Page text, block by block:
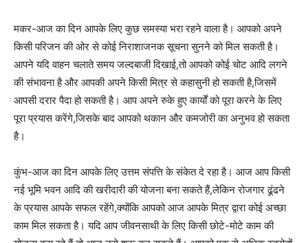
मकर-आज का दिन आपके लिए कुछ समस्या भरा रहने वाला है। आपको अपने
किसी परिजन की ओर से कोई निराशाजनक सूचना सुनने को मिल सकती है।
आपने यदि वाहन चलाते समय जल्दबाजी दिखाई,तो आपको कोई चोट आदि लगने
की संभावना है और आपकी अपने किसी मित्र से कहासुनी हो सकती है,जिसमें
आपसी दरार पैदा हो सकती है। आप अपने रुके हुए कार्यों को पूरा करने के लिए
पूरा प्रयास करेंगे,जिसके बाद आपको थकान और कमजोरी का अनुभव हो सकता
है।
कुंभ-आज का दिन आपके लिए उत्तम संपत्ति के संकेत दे रहा है। आज आप किसी
नई भूमि भवन आदि की खरीदारी की योजना बना सकते हैं,लेकिन रोजगार ढूंढने
के प्रयास आपके सफल रहेंगे,क्योंकि आपको आज आपके मित्र द्वारा कोई अच्छा
काम मिल सकता है। यदि आप जीवनसाथी के लिए किसी छोटे-मोटे काम की